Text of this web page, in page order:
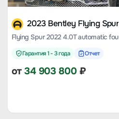
2023 Bentley Flying Spur
Гарантия 1 - 3 года Отчет
от34 903 800₽